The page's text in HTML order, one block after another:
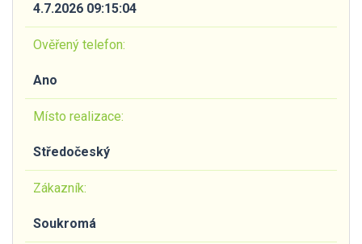
4.7.2026 09:15:04
Ověřený telefon:
Ano
Místo realizace:
Středočeský
Zákazník:
Soukromá